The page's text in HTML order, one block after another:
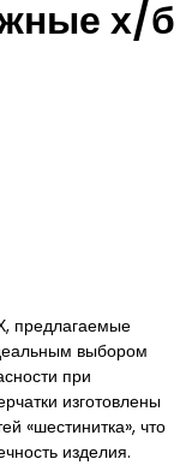
х/б
предлагаемые
выбором
при
изготовлены
«шестинитка», что
изделия.